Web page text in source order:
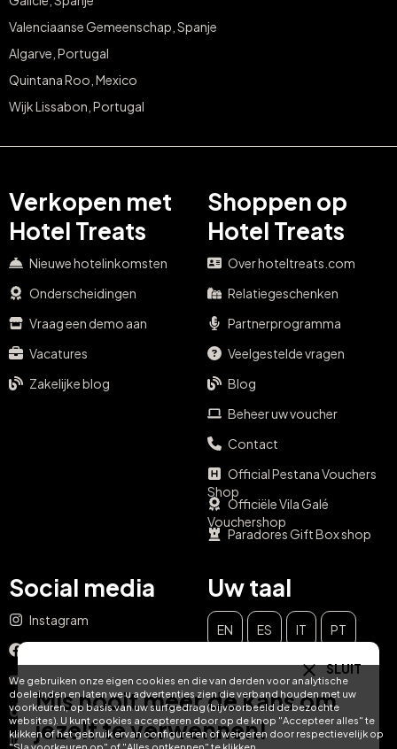
We gebruiken onze eigen cookies en die van derden voor analytische
doeleinden en laten we u advertenties zien die verband houden met uw
voorkeuren, op basis van uw surfgedrag (bijvoorbeeld de bezochte
websites). U kunt cookies accepteren door op de knop "Accepteer alles" te
klikken of het gebruik ervan configureren of weigeren door respectievelijk op
"Sla voorkeuren op" of "Alles ontkennen" te klikken.
Valenciaanse Gemeenschap, Spanje
Algarve, Portugal
Quintana Roo, Mexico
Wijk Lissabon, Portugal
Verkopen met
Hotel Treats
Nieuwe hotelinkomsten
Onderscheidingen
Vraag een demo aan
Vacatures
Zakelijke blog
Shoppen op
Hotel Treats
Over hoteltreats.com
Relatiegeschenken
Partnerprogramma
Veelgestelde vragen
Blog
Beheer uw voucher
Contact
Official Pestana Vouchers
Shop
Officiële Vila Galé
Vouchershop
Paradores Gift Box shop
Social media
Instagram
YouTube
TikTok
LinkedIn
Uw taal
EN ES IT PT
NL SLUIT
Mis nooit meer de kans om
jezelf te verwennen!